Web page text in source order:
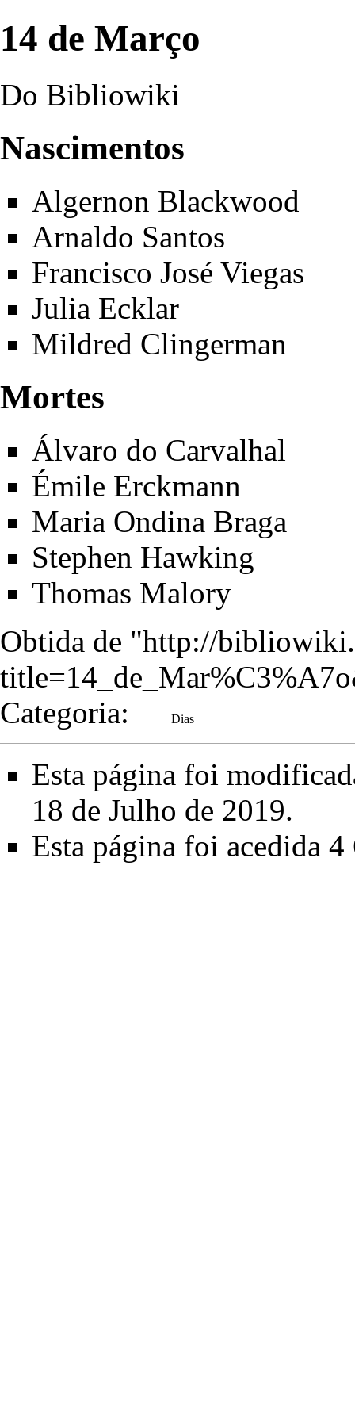
14 de Março
Do Bibliowiki
Nascimentos
Algernon Blackwood
Arnaldo Santos
Francisco José Viegas
Julia Ecklar
Mildred Clingerman
Mortes
Álvaro do Carvalhal
Émile Erckmann
Maria Ondina Braga
Stephen Hawking
Thomas Malory
Obtida de "http://
Categoria: Dias
Esta página foi
18 de Julho de 2019.
Esta página foi acedida 4